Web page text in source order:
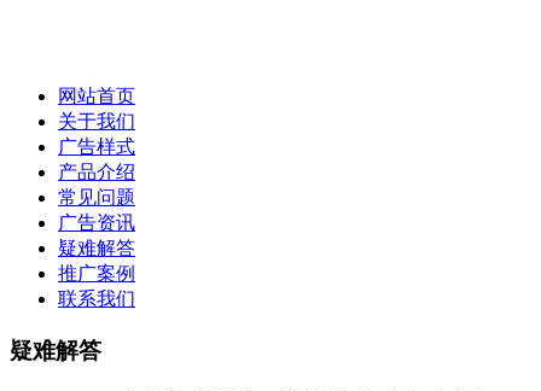
网站首页
关于我们
广告样式
产品介绍
常见问题
广告资讯
疑难解答
推广案例
联系我们
疑难解答